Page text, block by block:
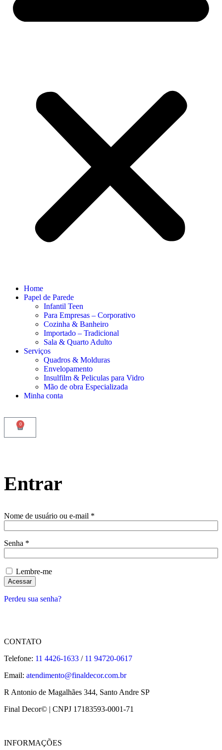
Home
Papel de Parede
Infantil Teen
Para Empresas – Corporativo
Cozinha & Banheiro
Importado – Tradicional
Sala & Quarto Adulto
Serviços
Quadros & Molduras
Envelopamento
Insulfilm & Peliculas para Vidro
Mão de obra Especializada
Minha conta
0
Entrar
Nome de usuário ou e-mail *
Senha *
Lembre-me
Acessar
Perdeu sua senha?
CONTATO
Telefone: 11 4426-1633 /11 94720-0617
Email: atendimento@finaldecor.com.br
R Antonio de Magalhães 344, Santo Andre SP
Final Decor© | CNPJ 17183593-0001-71
INFORMAÇÕES